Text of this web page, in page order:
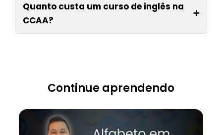
Quanto custa um curso de inglês na
CCAA?
➕
Continue aprendendo